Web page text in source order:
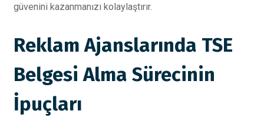
güvenini kazanmanızı kolaylaştırır.
Reklam Ajanslarında TSE
Belgesi Alma Sürecinin
İpuçları